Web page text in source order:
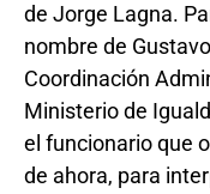
de Jorge Lagna.
nombre de
Coordinación
Ministerio de
el funcionario que
de ahora, para